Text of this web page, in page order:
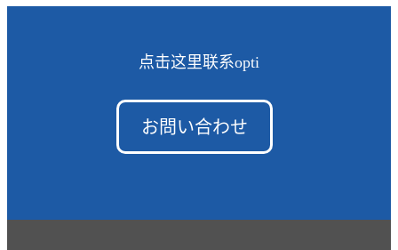
点击这里联系opti
お問い合わせ